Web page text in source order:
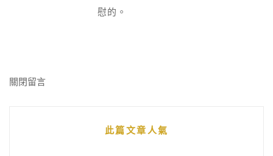
慰的。
關閉留言
此篇文章人氣